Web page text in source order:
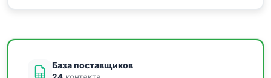
База поставщиков